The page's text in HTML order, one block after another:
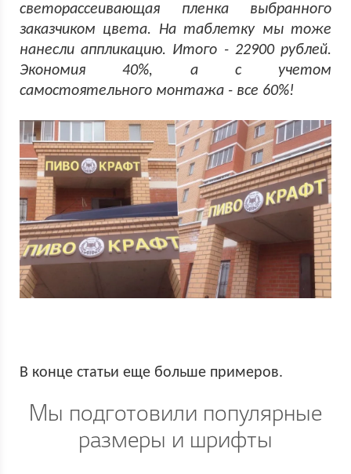
светорассеивающая пленка выбранного
заказчиком цвета. На таблетку мы тоже
нанесли аппликацию. Итого - 22900 рублей.
Экономия 40%, а с учетом
самостоятельного монтажа - все 60%!
В конце статьи еще больше примеров.
Мы подготовили популярные
размеры и шрифты